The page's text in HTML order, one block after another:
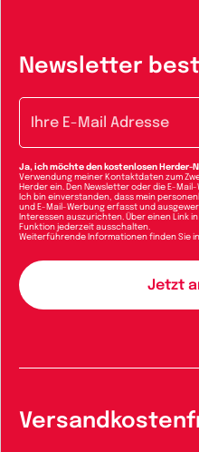
Newsletter
Ja, ich möchte den kostenlosen Herder-
Verwendung meiner Kontaktdaten zum
Herder ein. Den Newsletter oder die E-
Ich bin einverstanden, dass mein
und E-Mail-Werbung erfasst und
Interessen auszurichten. Über einen Link
Funktion jederzeit ausschalten.
Weiterführende Informationen finden Sie